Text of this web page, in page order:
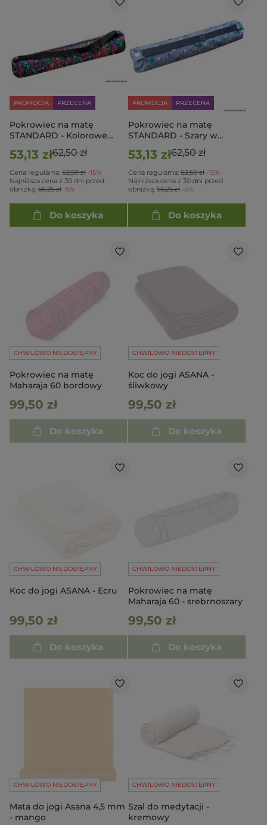
PROMOCJA PRZECENA
Pokrowiec na matę
STANDARD - Kolorowe
53,13 zł62,50 zł
Cena regularna: 62,50 zł -15%
Najniższa cena z 30 dni przed
obniżką: 56,25 zł -5%
Do koszyka
PROMOCJA PRZECENA
Pokrowiec na matę
STANDARD - Szary w
53,13 zł62,50 zł
Cena regularna: 62,50 zł -15%
Najniższa cena z 30 dni przed
obniżką: 56,25 zł -5%
Do koszyka
CHWILOWO NIEDOSTĘPNY
Pokrowiec na matę
Maharaja 60 bordowy
99,50 zł
Do koszyka
CHWILOWO NIEDOSTĘPNY
Koc do jogi ASANA -
śliwkowy
99,50 zł
Do koszyka
CHWILOWO NIEDOSTĘPNY
Koc do jogi ASANA - Ecru
99,50 zł
Do koszyka
CHWILOWO NIEDOSTĘPNY
Pokrowiec na matę
Maharaja 60 - srebrnoszary
99,50 zł
Do koszyka
CHWILOWO NIEDOSTĘPNY
Mata do jogi Asana 4,5 mm
- mango
CHWILOWO NIEDOSTĘPNY
Szal do medytacji -
kremowy